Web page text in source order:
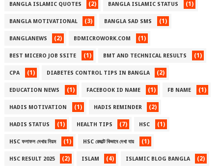
BANGLA ISLAMIC QUOTES (2) BANGLA ISLAMIC STATUS (1)
BANGLA MOTIVATIONAL (3) BANGLA SAD SMS (1)
BANGLANEWS (2) BDMICROWORK.COM (1)
BEST MICERO JOB SSITE (1) BMT AND TECHNICAL RESULTS (1)
CPA (1) DIABETES CONTROL TIPS IN BANGLA (2)
EDUCATION NEWS (1) FACEBOOK ID NAME (1) FB NAME (1)
HADIS MOTIVATION (1) HADIS REMINDER (2)
HADIS STATUS (1) HEALTH TIPS (7) HSC (1)
HSC ফলাফল দেখার নিয়ম (1) HSC রেজাল্ট কিভাবে দেখা যায় (1)
HSC RESULT 2025 (2) ISLAM (4) ISLAMIC BLOG BANGLA (2)